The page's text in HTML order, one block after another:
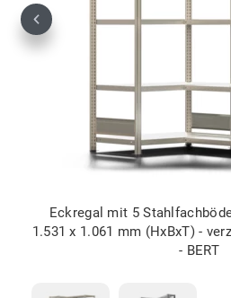
Eckregal mit 5
1.531 x 1.061 mm (HxBxT) -
- BERT
Previous